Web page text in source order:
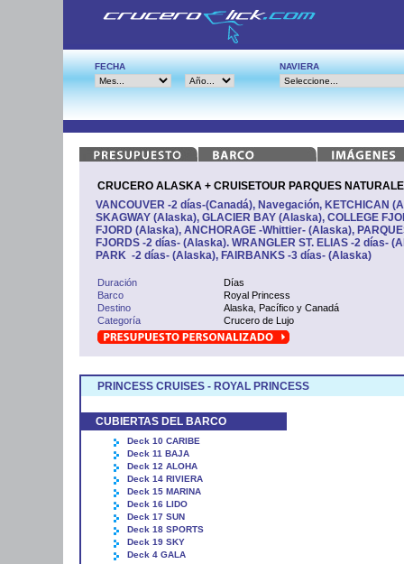
FECHA NAVIERA
CRUCERO ALASKA + CRUISETOUR PARQUES
VANCOUVER -2 días-(Canadá), Navegación, KETCHICAN
SKAGWAY (Alaska), GLACIER BAY (Alaska), COLLEGE
FJORD (Alaska), ANCHORAGE -Whittier- (Alaska),
FJORDS -2 días- (Alaska). WRANGLER ST. ELIAS -2 días-
PARK -2 días- (Alaska), FAIRBANKS -3 días- (Alaska)
Duración
Días
Barco
Royal Princess
Destino
Alaska, Pacífico y Canadá
Categoría
Crucero de Lujo
PRINCESS CRUISES - ROYAL PRINCESS
CUBIERTAS DEL BARCO
Deck 10 CARIBE
Deck 11 BAJA
Deck 12 ALOHA
Deck 14 RIVIERA
Deck 15 MARINA
Deck 16 LIDO
Deck 17 SUN
Deck 18 SPORTS
Deck 19 SKY
Deck 4 GALA